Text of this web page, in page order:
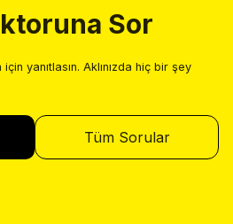
Sor
yanıtlasın. Aklınızda hiç bir şey
Tüm Sorular